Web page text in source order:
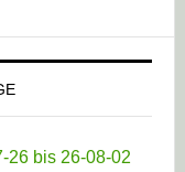
26 bis 26-08-02